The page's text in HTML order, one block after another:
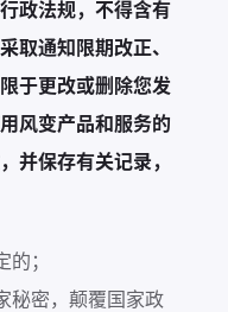
政法规，不得含有
取通知限期改正、
于更改或删除您发
风变产品和服务的
并保存有关记录，
；
秘密，颠覆国家政